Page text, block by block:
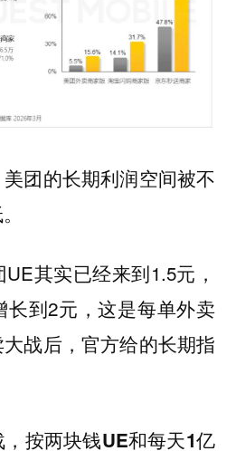
团的长期利润空间被不
其实已经来到1.5元，
到2元，这是每单外卖
战后，官方给的长期指
按两块钱UE和每天1亿